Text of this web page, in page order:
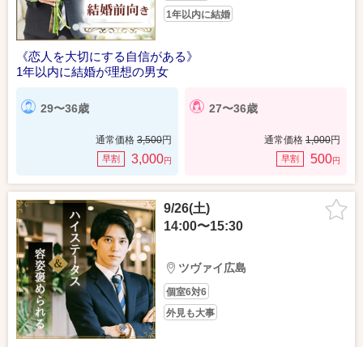
1年以内に結婚
《恋人を大切にする自信がある》
1年以内に結婚が理想の男女
29〜36歳
通常価格 3,500円
早割 3,000円
27〜36歳
通常価格 1,000円
早割 500円
9/26(土)
14:00〜15:30
ツヴァイ広島
個室6対6
外見も大事